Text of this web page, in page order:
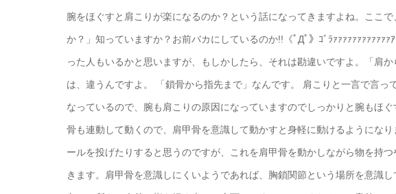
腕をほぐすと肩こりが楽になるのか？という話になってきますよね。 ここ
か？」知っていますか？ お前バカにしているのか!!《ﾟДﾟ》ｺﾞﾗｧｧｧｧｧｧｧｧｧｧｧ
った人もいるかと思いますが、もしかしたら、それは勘違いですよ。 「肩
は、違うんですよ。 「鎖骨から指先まで」なんです。 肩こりと一言で言っ
なっているので、腕も肩こりの原因になっていますのでしっかりと腕もほ
骨も連動して動くので、肩甲骨を意識して動かすと身軽に動けるようにな
ールを投げたりすると思うのですが、これを肩甲骨を動かしながら物を持
きます。 肩甲骨を意識しにくいようであれば、胸鎖関節という場所を意識